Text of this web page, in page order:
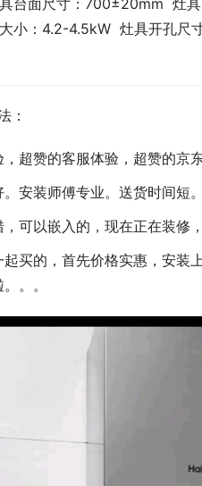
台面尺寸：700±20mm  灶
小：4.2-4.5kW  灶具开孔
：
超赞的客服体验，超赞的京
安装师傅专业。送货时间短
可以嵌入的，现在正在装修
买的，首先价格实惠，安装
。。